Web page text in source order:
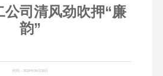
公司清风劲吹押“廉
韵”
时间：2026年05月28日